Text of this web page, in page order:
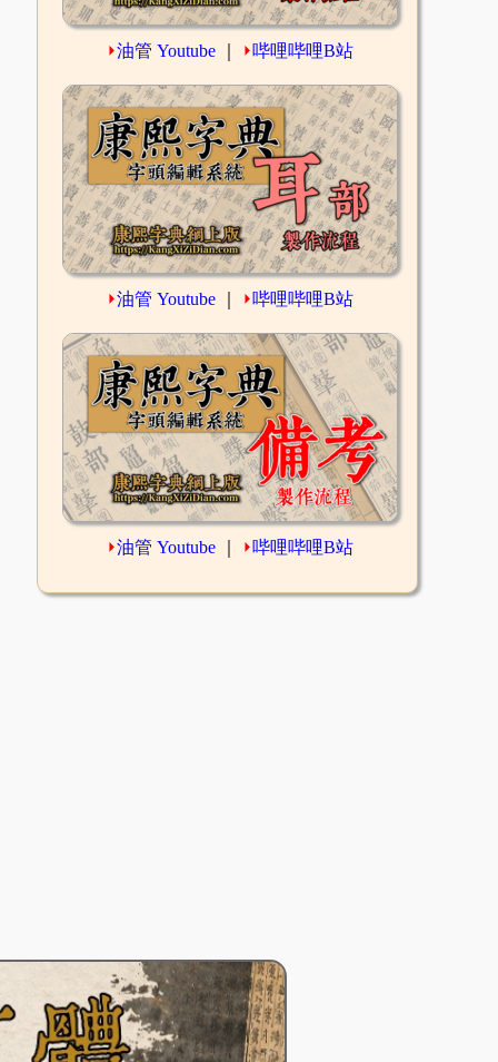
⏵油管 Youtube ⏵哔哩哔哩B站
⏵油管 Youtube ⏵哔哩哔哩B站
⏵油管 Youtube ⏵哔哩哔哩B站